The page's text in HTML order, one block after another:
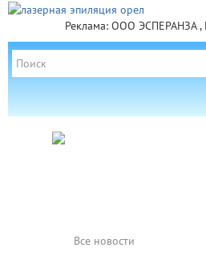
Реклама: ООО ЭСПЕРАНЗА
Все новости